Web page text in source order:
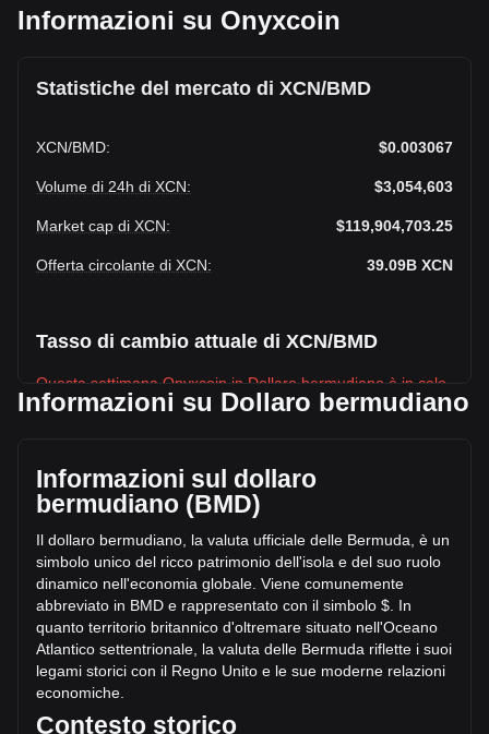
Informazioni su Onyxcoin
Statistiche del mercato di XCN/BMD
XCN/BMD: $0.003067
Volume di 24h di XCN: $3,054,603
Market cap di XCN: $119,904,703.25
Offerta circolante di XCN: 39.09B XCN
Tasso di cambio attuale di XCN/BMD
Questa settimana Onyxcoin in Dollaro bermudiano è in calo.
capitalizzazione di mercato totale di $119,904,703.25 BMD.
Il volume di trading di Onyxcoin ha subito una variazione di
$-514,754.96 BMD nelle ultime 24 ore, pari a -14.42%.
Inoltre, nell’ultima giornata di trading, è stato scambiato un
volume pari a $3,569,357.96 di XCN.
Ulteriori informazioni riguardo Onyxcoin su
Bitget
Prezzo di Onyxcoin
Previsione del prezzo di Onyxcoin
Che cos'è Onyxcoin (XCN)
Informazioni su Dollaro bermudiano
Informazioni sul dollaro
bermudiano (BMD)
Il dollaro bermudiano, la valuta ufficiale delle Bermuda, è un
simbolo unico del ricco patrimonio dell'isola e del suo ruolo
dinamico nell'economia globale. Viene comunemente
abbreviato in BMD e rappresentato con il simbolo $. In
quanto territorio britannico d'oltremare situato nell'Oceano
Atlantico settentrionale, la valuta delle Bermuda riflette i suoi
legami storici con il Regno Unito e le sue moderne relazioni
economiche.
Contesto storico